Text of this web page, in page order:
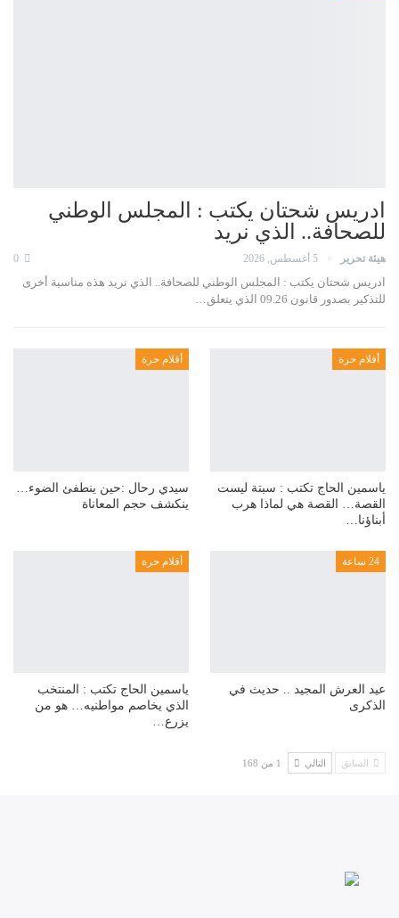
ادريس شحتان يكتب : المجلس الوطني
للصحافة.. الذي نريد
هيئة تحرير 5 أغسطس, 2026
ادريس شحتان يكتب : المجلس الوطني للصحافة.. الذي نريد هذه مناسبة أخرى
للتذكير بصدور قانون 09.26 الذي يتعلق…
أقلام حرة
ياسمين الحاج تكتب : سبتة ليست
القصة… القصة هي لماذا هرب
أبناؤنا…
أقلام حرة
سيدي رحال :حين ينطفئ الضوء…
ينكشف حجم المعاناة
24 ساعة
عيد العرش المجيد .. حديث في
الذكرى
أقلام حرة
ياسمين الحاج تكتب : المنتخب
الذي يخاصم مواطنيه… هو من
يزرع…
السابق التالي 1 من 168